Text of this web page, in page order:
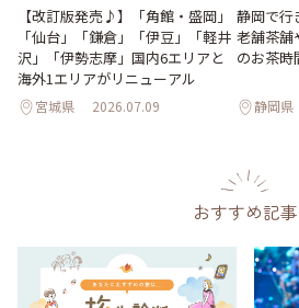
【改訂版発売♪】「角館・盛岡」
「仙台」「鎌倉」「伊豆」「軽井
沢」「伊勢志摩」国内6エリアと
海外1エリアがリニューアル
宮城県 2026.07.09
静岡で行
老舗茶舗
のお茶時
静岡県
おすすめ記事